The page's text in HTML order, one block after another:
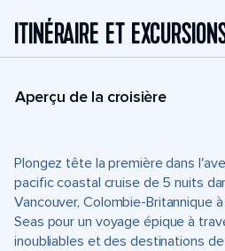
ITINÉRAIRE ET
Aperçu de la croisière
Plongez tête la première dans
pacific coastal cruise de 5 nuits
Vancouver, Colombie-Britannique
Seas pour un voyage épique à
inoubliables et des destinations